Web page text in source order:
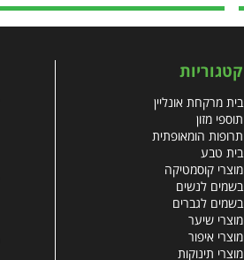
קטגוריות
בית מרקחת אונליין
תוספי מזון
תרופות הומאופתית
בית טבע
מוצרי קוסמטיקה
בשמים לנשים
בשמים לגברים
מוצרי שיער
מוצרי איפור
מוצרי תינוקות